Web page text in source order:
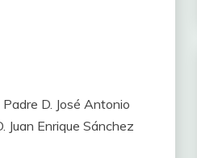
D. José Antonio
Juan Enrique Sánchez